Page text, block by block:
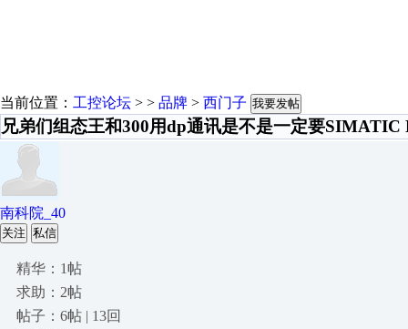
当前位置： 工控论坛 > > 品牌 > 西门子 我要发帖
兄弟们组态王和300用dp通讯是不是一定要SIMATIC
南科院_40
关注 私信
精华：1帖
求助：2帖
帖子：6帖 | 13回